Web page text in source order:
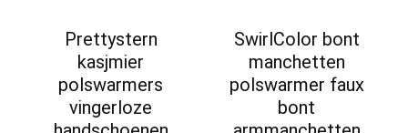
Prettystern
kasjmier
polswarmers
vingerloze
SwirlColor bont
manchetten
polswarmer faux
bont